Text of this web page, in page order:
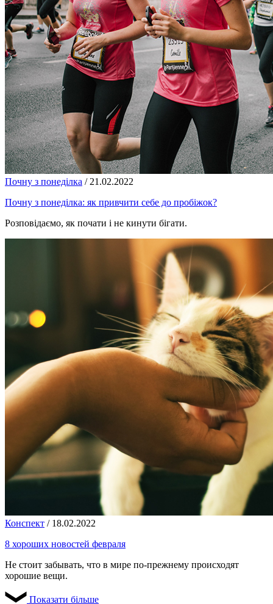
Почну з понеділка / 21.02.2022
Почну з понеділка: як привчити себе до пробіжок?
Розповідаємо, як почати і не кинути бігати.
Конспект / 18.02.2022
8 хороших новостей февраля
Не стоит забывать, что в мире по-прежнему происходят
хорошие вещи.
Показати більше